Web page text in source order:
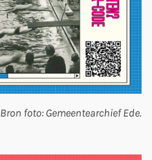
Bron foto: Gemeentearchief Ede.